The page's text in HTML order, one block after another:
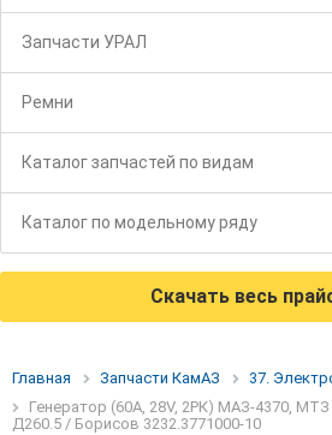
Запчасти УРАЛ
Ремни
Каталог запчастей по видам
Каталог по модельному ряду
Скачать весь
Главная Запчасти КамАЗ
37.
Генератор (60А, 28V, 2РК) МАЗ-4370, МТЗ
Д260.5 / Борисов 3232.3771000-10